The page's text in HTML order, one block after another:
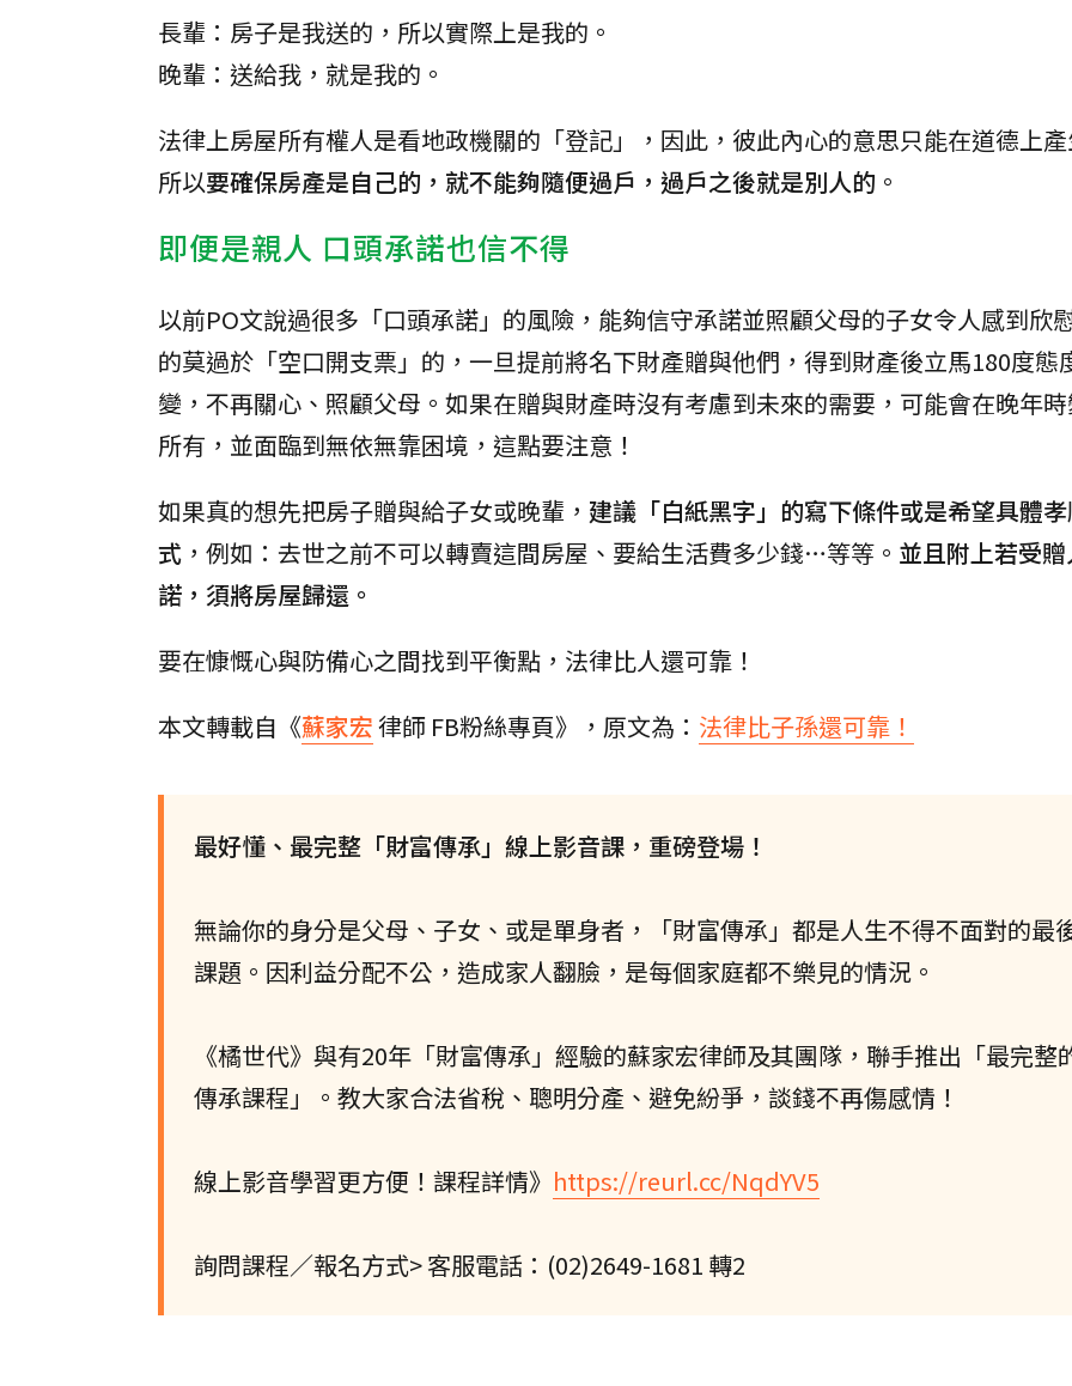
長輩：房子是我送的，所以實際上是我的。
晚輩：送給我，就是我的。
法律上房屋所有權人是看地政機關的「登記」，因此，彼此內心的意思只能在道德上
所以要確保房產是自己的，就不能夠隨便過戶，過戶之後就是別人的 。
即便是親人 口頭承諾也信不得
以前PO文說過很多「口頭承諾」的風險，能夠信守承諾並照顧父母的子女令人感到欣
的莫過於「空口開支票」的，一旦提前將名下財產贈與他們，得到財產後立馬180度態
變，不再關心、照顧父母。如果在贈與財產時沒有考慮到未來的需要，可能會在晚年
所有，並面臨到無依無靠困境，這點要注意！
如果真的想先把房子贈與給子女或晚輩， 建議「白紙黑字」的寫下條件或是希望具體
式 ，例如：去世之前不可以轉賣這間房屋、要給生活費多少錢…等等。 並且附上若受
諾，須將房屋歸還。
要在慷慨心與防備心之間找到平衡點，法律比人還可靠！
本文轉載自《蘇家宏律師 FB粉絲專頁》，原文為： 法律比子孫還可靠！
最好懂、最完整「財富傳承」線上影音課，重磅登場！
無論你的身分是父母、子女、或是單身者，「財富傳承」都是人生不得不面對的最
課題。因利益分配不公，造成家人翻臉，是每個家庭都不樂見的情況。
《橘世代》與有20年「財富傳承」經驗的蘇家宏律師及其團隊，聯手推出「最完整
傳承課程」。教大家合法省稅、聰明分產、避免紛爭，談錢不再傷感情！
線上影音學習更方便！課程詳情》 https://reurl.cc/NqdYV5
詢問課程／報名方式> 客服電話：(02)2649-1681 轉2